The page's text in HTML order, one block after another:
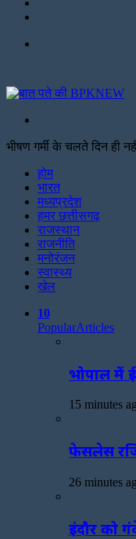
भीषण गर्मी के चलते दिन ही
होम
भारत
मध्यप्रदेश
हमर छत्तीसगढ़
राजस्थान
राजनीति
मनोरंजन
स्वास्थ्य
खेल
10
PopularArticles
भोपाल में
15 minutes
फेसलेस
26 minutes
इंदौर को